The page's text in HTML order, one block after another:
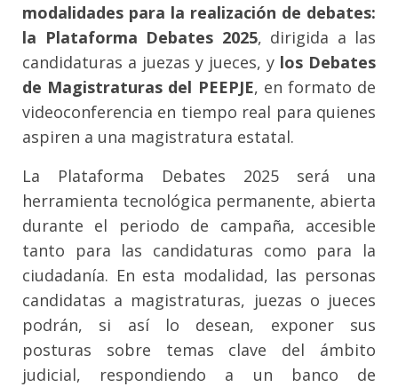
modalidades para la realización de debates:
la Plataforma Debates 2025, dirigida a las
candidaturas a juezas y jueces, y los Debates
de Magistraturas del PEEPJE, en formato de
videoconferencia en tiempo real para quienes
aspiren a una magistratura estatal.
La Plataforma Debates 2025 será una
herramienta tecnológica permanente, abierta
durante el periodo de campaña, accesible
tanto para las candidaturas como para la
ciudadanía. En esta modalidad, las personas
candidatas a magistraturas, juezas o jueces
podrán, si así lo desean, exponer sus
posturas sobre temas clave del ámbito
judicial, respondiendo a un banco de